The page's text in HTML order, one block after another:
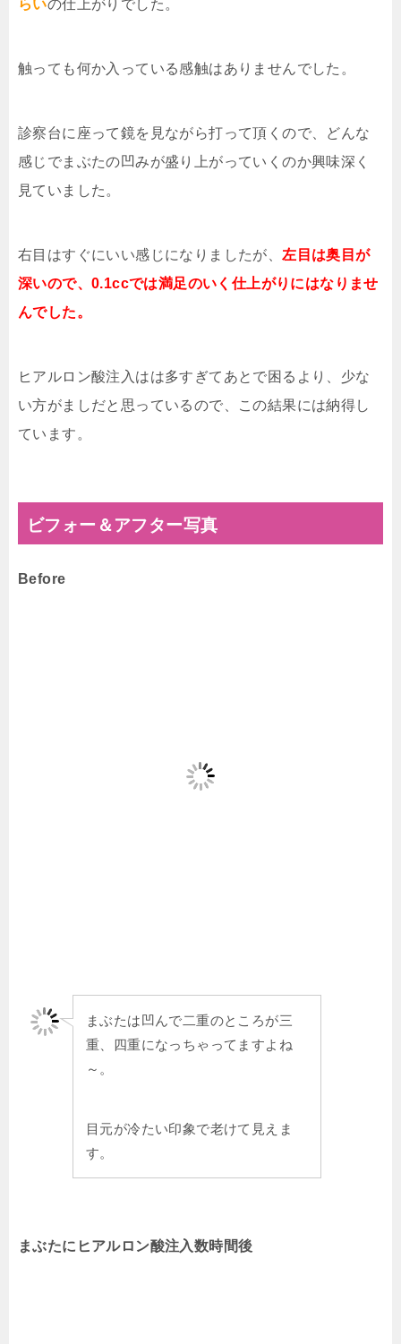
らいの仕上がりでした。
触っても何か入っている感触はありませんでした。
診察台に座って鏡を見ながら打って頂くので、どんな
感じでまぶたの凹みが盛り上がっていくのか興味深く
見ていました。
右目はすぐにいい感じになりましたが、左目は奥目が
深いので、0.1ccでは満足のいく仕上がりにはなりませ
んでした。
ヒアルロン酸注入はは多すぎてあとで困るより、少な
い方がましだと思っているので、この結果には納得し
ています。
ビフォー＆アフター写真
Before
まぶたは凹んで二重のところが三
重、四重になっちゃってますよね
～。
目元が冷たい印象で老けて見えま
す。
まぶたにヒアルロン酸注入数時間後